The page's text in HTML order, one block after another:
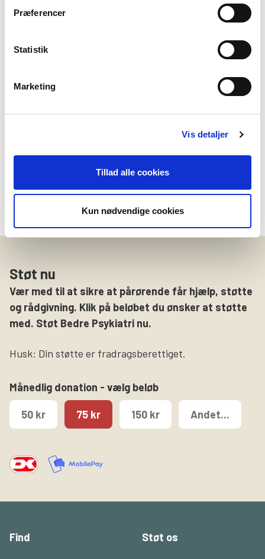
Præferencer
Statistik
Marketing
Vis detaljer
Tillad alle cookies
Kun nødvendige cookies
Bedre Psykiatri kan kontakte dig med information om
støttemuligheder og organisationens arbejde via e-mail, telefonisk
info@bedrepsykiatri.dk eller tlf. 53 52 99 00.
Støt nu
Vær med til at sikre at pårørende får hjælp, støtte
og rådgivning. Klik på beløbet du ønsker at støtte
med. Støt Bedre Psykiatri nu.
Husk: Din støtte er fradragsberettiget.
Månedlig donation - vælg beløb
50 kr 75 kr 150 kr Andet...
Find
Støt os